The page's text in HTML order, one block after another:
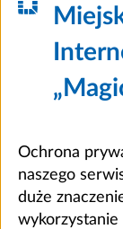
Ochrona
naszego
duże